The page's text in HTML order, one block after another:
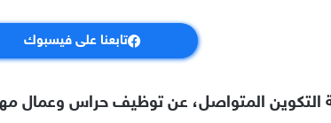
تابعنا على فيسبوك
التكوين المتواصل، عن توظيف حراس وعمال